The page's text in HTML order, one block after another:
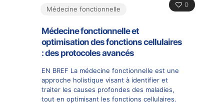
0
Médecine fonctionnelle
Médecine fonctionnelle et
optimisation des fonctions cellulaires
: des protocoles avancés
EN BREF La médecine fonctionnelle est une
approche holistique visant à identifier et
traiter les causes profondes des maladies,
tout en optimisant les fonctions cellulaires.